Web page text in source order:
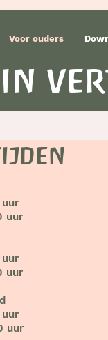
Voor ouders
uur
uur
uur